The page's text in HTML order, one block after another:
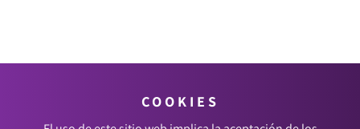
COOKIES